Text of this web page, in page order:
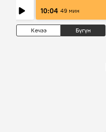
населения
10:04 49 мин
Кечээ Бүгүн